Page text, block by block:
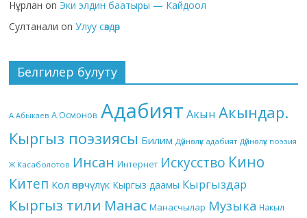
Нұрлан on Эки элдин баатыры — Кайдоол
Султанали onУлуу сөздөр
Белгилер булуту
А.Абыкаев А.Осмонов Адабият Акын Акындар.
Кыргыз поэзиясы Билим Дүйнөлүк адабият Дүйнөлүк поэзия
Ж.Касаболотов Инсан Интернет Искусство Кино
Китеп Кол өнөрчүлүк Кыргыз даамы Кыргыздар
Кыргыз тили Манас Манасчылар Музыка Накыл